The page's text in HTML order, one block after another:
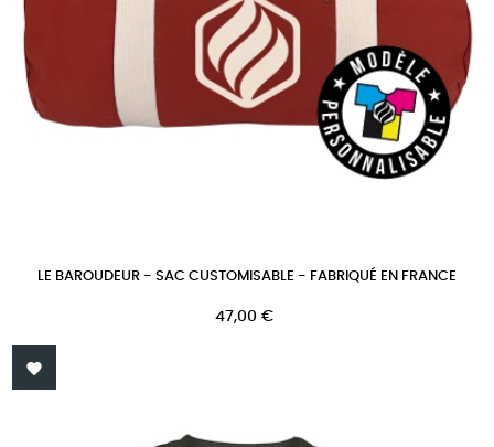
LE BAROUDEUR - SAC CUSTOMISABLE - FABRIQUÉ EN FRANCE
Prix
47,00 €
